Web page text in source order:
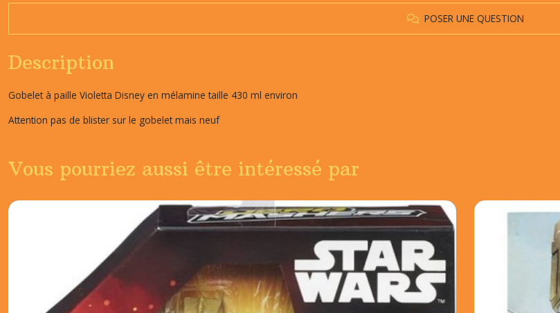
POSER UNE QUESTION
Description
Gobelet à paille Violetta Disney en mélamine taille 430 ml environ
Attention pas de blister sur le gobelet mais neuf
Vous pourriez aussi être intéressé par